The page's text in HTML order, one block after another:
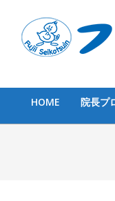
content
Navigation
HOME 院長プ